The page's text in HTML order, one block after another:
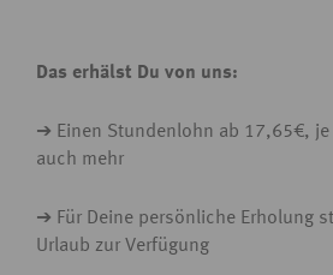
Das erhälst Du von uns:
➔ Einen Stundenlohn ab 17,65€,
auch mehr
➔ Für Deine persönliche Erholung
Urlaub zur Verfügung